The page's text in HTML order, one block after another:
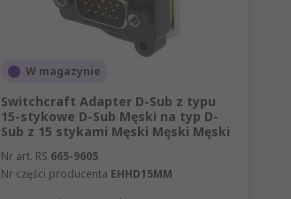
W magazynie
Switchcraft Adapter D-Sub z typu
15-stykowe D-Sub Męski na typ D-
Sub z 15 stykami Męski Męski Męski
Nr art. RS 665-9605
Nr części producenta EHHD15MM